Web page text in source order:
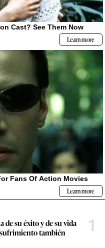
de su éxito y de su vida
sufrimiento también
1